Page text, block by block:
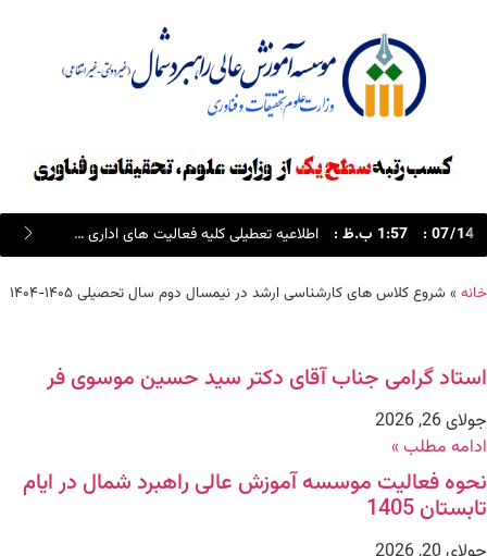
14
/
07
: 1:57 ب.ظ : اطلاعیه تعطیلی کلیه فعالیت های اداری و آموزشی در روز های چهارشنبه و پنجشنبه 24 و 25 تیر ماه 1405
خانه » شروع کلاس های کارشناسی ارشد در نیمسال دوم سال تحصیلی ۱۴۰۵-۱۴۰۴
استاد گرامی جناب آقای دکتر سید حسین موسوی فر
جولای 26, 2026
ادامه مطلب »
نحوه فعالیت موسسه آموزش عالی راهبرد شمال در ایام
تابستان 1405